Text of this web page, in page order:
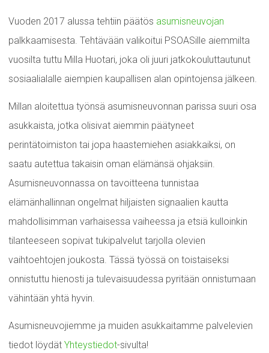
Vuoden 2017 alussa tehtiin päätös asumisneuvojan
palkkaamisesta. Tehtävään valikoitui PSOASille aiemmilta
vuosilta tuttu Milla Huotari, joka oli juuri jatkokouluttautunut
sosiaalialalle aiempien kaupallisen alan opintojensa jälkeen.
Millan aloitettua työnsä asumisneuvonnan parissa suuri osa
asukkaista, jotka olisivat aiemmin päätyneet
perintätoimiston tai jopa haastemiehen asiakkaiksi, on
saatu autettua takaisin oman elämänsä ohjaksiin.
Asumisneuvonnassa on tavoitteena tunnistaa
elämänhallinnan ongelmat hiljaisten signaalien kautta
mahdollisimman varhaisessa vaiheessa ja etsiä kulloinkin
tilanteeseen sopivat tukipalvelut tarjolla olevien
vaihtoehtojen joukosta. Tässä työssä on toistaiseksi
onnistuttu hienosti ja tulevaisuudessa pyritään onnistumaan
vähintään yhtä hyvin.
Asumisneuvojiemme ja muiden asukkaitamme palvelevien
tiedot löydät Yhteystiedot-sivulta!